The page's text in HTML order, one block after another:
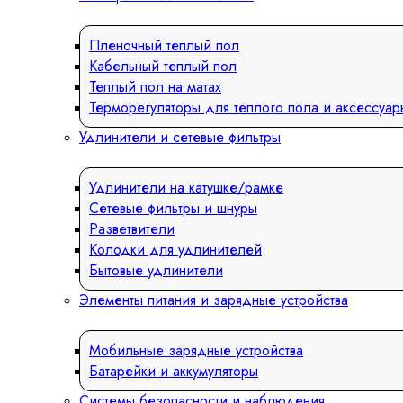
Пленочный теплый пол
Кабельный теплый пол
Теплый пол на матах
Терморегуляторы для тёплого пола и
Удлинители и сетевые фильтры
Удлинители на катушке/рамке
Сетевые фильтры и шнуры
Разветвители
Колодки для удлинителей
Бытовые удлинители
Элементы питания и зарядные устройства
Мобильные зарядные устройства
Батарейки и аккумуляторы